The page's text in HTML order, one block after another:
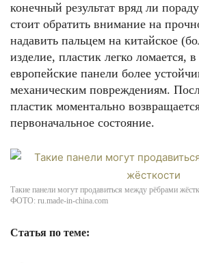
конечный результат вряд ли
стоит обратить внимание на
надавить пальцем на китайское
изделие, пластик легко ломается,
европейские панели более
механическим повреждениям.
пластик моментально
первоначальное состояние.
Такие панели могут продавиться между рёбрами
ФОТО: ru.made-in-china.com
Статья по теме: